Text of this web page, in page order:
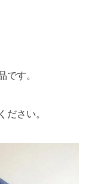
です。
ださい。